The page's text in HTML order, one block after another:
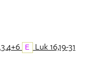
E
Luk 16,19-31